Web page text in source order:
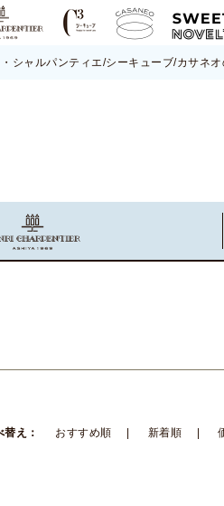
シャルパンティエ/シーキューブ/カサネ
替え： おすすめ順 新着順